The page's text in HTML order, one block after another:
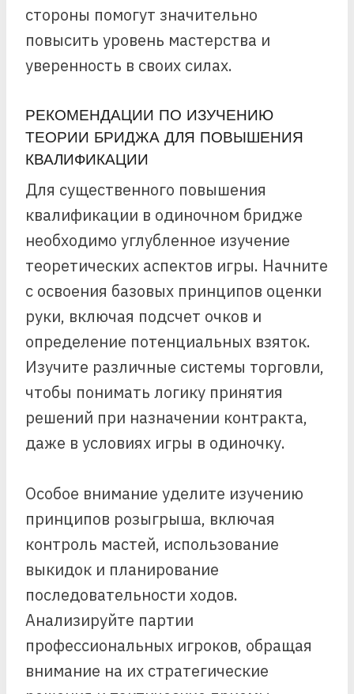
стороны помогут значительно
повысить уровень мастерства и
уверенность в своих силах.
РЕКОМЕНДАЦИИ ПО ИЗУЧЕНИЮ
ТЕОРИИ БРИДЖА ДЛЯ ПОВЫШЕНИЯ
КВАЛИФИКАЦИИ
Для существенного повышения
квалификации в одиночном бридже
необходимо углубленное изучение
теоретических аспектов игры. Начните
с освоения базовых принципов оценки
руки, включая подсчет очков и
определение потенциальных взяток.
Изучите различные системы торговли,
чтобы понимать логику принятия
решений при назначении контракта,
даже в условиях игры в одиночку.
Особое внимание уделите изучению
принципов розыгрыша, включая
контроль мастей, использование
выкидок и планирование
последовательности ходов.
Анализируйте партии
профессиональных игроков, обращая
внимание на их стратегические